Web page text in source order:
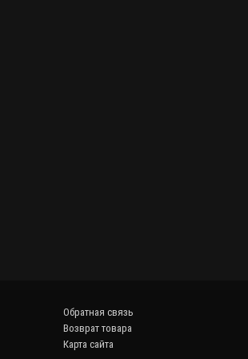
Обратная связь
Возврат товара
Карта сайта